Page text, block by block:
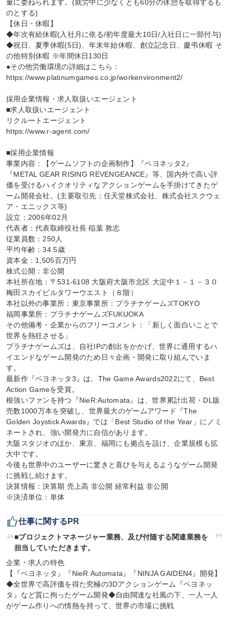
量に委ねられます。(就労中に少なくとも60分の休憩を取得するも
のとする)
【休日・休暇】
◆年次有給休暇(入社月に依る/初年度最大10日/入社日に一部付与)
◆祝日、夏季休暇(5日)、年末年始休暇、創立記念日、慶弔休暇 そ
の他特別休暇 ※年間休日130日
●その他労働環境の詳細はこちら：
https://www.platinumgames.co.jp/workenvironment2/
採用企業情報・求人取扱いエージェント
■求人取扱いエージェント
リクルートエージェント
https://www.r-agent.com/
■採用企業情報
事業内容：【ゲームソフトの企画制作】『ベヨネッタ2』
『METAL GEAR RISING REVENGEANCE』等、国内外で高い評
価を受けるハイクオリティなアクションゲームを手掛けてきたゲ
ーム開発会社。(主要取引先：任天堂株式会社、株式会社スクウェ
ア・エニックス等)
設立：2006年02月
代表者：代表取締役社長 稲葉 敦志
従業員数：250人
平均年齢：34.5歳
資本金：1,505百万円
株式公開：非公開
本社所在地：〒531-6108 大阪府大阪市北区 大淀中１－１－３０
梅田スカイビルタワーウエスト（８階）
本社以外の事業所：東京事業所：プラチナゲームズTOKYO
福岡事業所：プラチナゲームズFUKUOKA
その他備考・企業からのフリーコメント：「新しく面白いことで
世界を熱狂させる」
プラチナゲームズは、自社IPの創出をかかげ、世界に通用するハ
イエンドなゲーム開発のため日々企画・開発に取り組んでいま
す。
最新作『ベヨネッタ3』は、The Game Awards2022にて、Best
Action Gameを受賞。
根強いファンを持つ『NieR:Automata』は、世界累計出荷・DL販
売数1000万本を突破し、世界最大のゲームアワード『The
Golden Joystick Awards』では「Best Studio of the Year」にノミ
ネートされ、強い開発力に自信があります。
大阪スタジオのほか、東京、福岡にも拠点を設け、企業規模も拡
大中です。
今後も世界中のユーザーに驚きと喜びを与えるようなゲーム開発
に挑戦し続けます。
決算情報：決算期 売上高 非公開 経常利益 非公開
※決済単位：単体
仕事に関するPR
■プロジェクトマネージャー業務、及び付随する関連業務を
担当していただきます。
企業・求人の特色
【『ベヨネッタ』『NieR:Automata』『NINJA GAIDEN4』開発】
◆全世界で高評価を得た究極の3Dアクションゲーム『ベヨネッ
タ』など質に拘ったゲーム開発◆自由闊達な社風の下、一人一人
がゲーム作りへの情熱を持って、世界の市場に挑戦